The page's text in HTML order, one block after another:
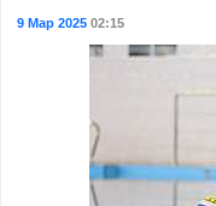
9 Мар 202502:15